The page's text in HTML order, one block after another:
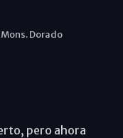
Dorado
pero ahora